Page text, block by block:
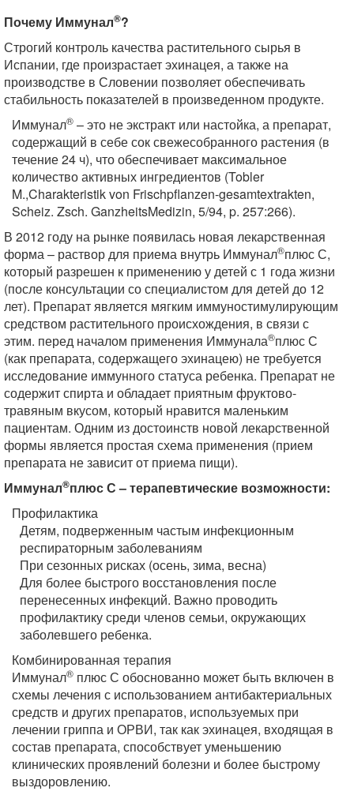
Почему Иммунал®?
Строгий контроль качества растительного сырья в
Испании, где произрастает эхинацея, а также на
производстве в Словении позволяет обеспечивать
стабильность показателей в произведенном продукте.
Иммунал® – это не экстракт или настойка, а препарат,
содержащий в себе сок свежесобранного растения (в
течение 24 ч), что обеспечивает максимальное
количество активных ингредиентов (Tobler
M.,Charakteristik von Frischpflanzen-gesamtextrakten,
Scheiz. Zsch. GanzheitsMedizin, 5/94, p. 257:266).
В 2012 году на рынке появилась новая лекарственная
форма – раствор для приема внутрь Иммунал®плюс С,
который разрешен к применению у детей с 1 года жизни
(после консультации со специалистом для детей до 12
лет). Препарат является мягким иммуностимулирующим
средством растительного происхождения, в связи с
этим. перед началом применения Иммунала®плюс С
(как препарата, содержащего эхинацею) не требуется
исследование иммунного статуса ребенка. Препарат не
содержит спирта и обладает приятным фруктово-
травяным вкусом, который нравится маленьким
пациентам. Одним из достоинств новой лекарственной
формы является простая схема применения (прием
препарата не зависит от приема пищи).
Иммунал®плюс С – терапевтические возможности:
Профилактика
Детям, подверженным частым инфекционным
респираторным заболеваниям
При сезонных рисках (осень, зима, весна)
Для более быстрого восстановления после
перенесенных инфекций. Важно проводить
профилактику среди членов семьи, окружающих
заболевшего ребенка.
Комбинированная терапия
Иммунал® плюс С обоснованно может быть включен в
схемы лечения с использованием антибактериальных
средств и других препаратов, используемых при
лечении гриппа и ОРВИ, так как эхинацея, входящая в
состав препарата, способствует уменьшению
клинических проявлений болезни и более быстрому
выздоровлению.